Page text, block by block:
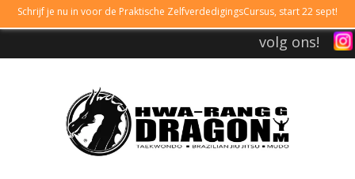
Schrijf je nu in voor de Praktische ZelfverdedigingsCursus, start 22 sept!
volg ons!